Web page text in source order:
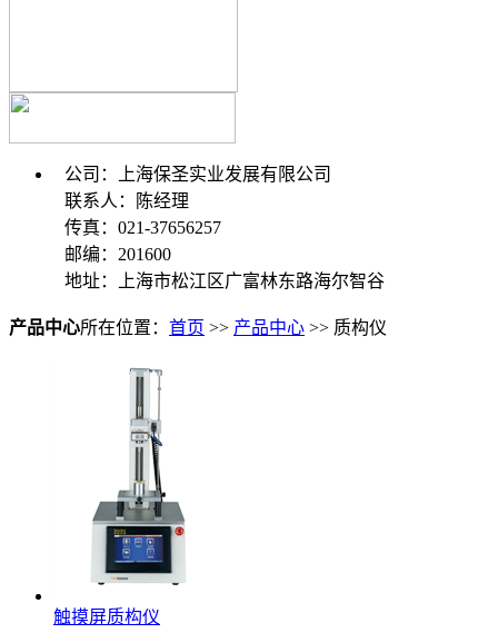
公司：上海保圣实业发展有限公司
联系人：陈经理
传真：021-37656257
邮编：201600
地址：上海市松江区广富林东路海尔智谷
产品中心所在位置： 首页 >> 产品中心 >> 质构仪
触摸屏质构仪